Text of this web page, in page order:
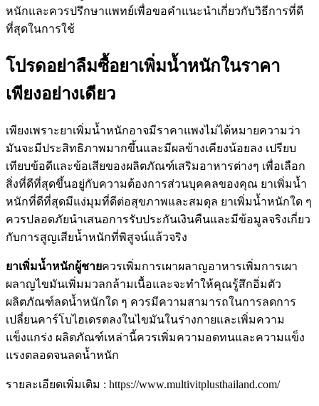
หนักและควรปรึกษาแพทย์เพื่อขอคำแนะนำเกี่ยวกับวิธีการที่ดี
ที่สุดในการใช้
โปรดอย่าลืมซื้อยาเพิ่มน้ำหนักในราคา
เพียงอย่างเดียว
เพียงเพราะยาเพิ่มน้ำหนักอาจมีราคาแพงไม่ได้หมายความว่า
มันจะมีประสิทธิภาพมากขึ้นและมีผลข้างเคียงน้อยลง เปรียบ
เทียบข้อดีและข้อเสียของผลิตภัณฑ์เสริมอาหารต่างๆ เพื่อเลือก
สิ่งที่ดีที่สุดขึ้นอยู่กับความต้องการส่วนบุคคลของคุณ ยาเพิ่มน้ำ
หนักที่ดีที่สุดมีแง่มุมที่ดีต่อสุขภาพและสมดุล ยาเพิ่มน้ำหนักใด ๆ
ควรปลอดภัยนำเสนอการรับประกันเงินคืนและมีข้อมูลจริงเกี่ยว
กับการสูญเสียน้ำหนักที่พิสูจน์แล้วจริง
ยาเพิ่มน้ำหนักผู้ชายควรเพิ่มการเผาผลาญอาหารเพิ่มการเผา
ผลาญไขมันเพิ่มมวลกล้ามเนื้อและจะทำให้คุณรู้สึกอิ่มตัว
ผลิตภัณฑ์ลดน้ำหนักใด ๆ ควรมีความสามารถในการลดการ
เปลี่ยนคาร์โบไฮเดรตลงในไขมันในร่างกายและเพิ่มความ
แข็งแกร่ง ผลิตภัณฑ์เหล่านี้ควรเพิ่มความอดทนและความแข็ง
แรงตลอดจนลดน้ำหนัก
รายละเอียดเพิ่มเติม : https://www.multivitplusthailand.com/